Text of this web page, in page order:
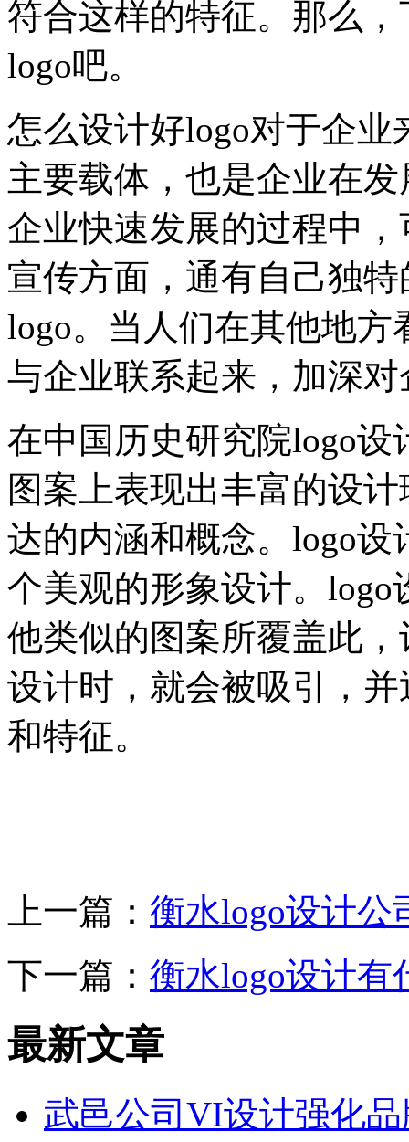
符合这样的特征。那么
logo吧。
怎么设计好logo对于企
主要载体，也是企业在
企业快速发展的过程中
宣传方面，通有自己独
logo。当人们在其他地方
与企业联系起来，加深
在中国历史研究院logo
图案上表现出丰富的设
达的内涵和概念。logo
个美观的形象设计。
他类似的图案所覆盖此
设计时，就会被吸引，
和特征。
上一篇： 衡水logo设计公
下一篇： 衡水logo设计有
最新文章
武邑公司VI设计强化